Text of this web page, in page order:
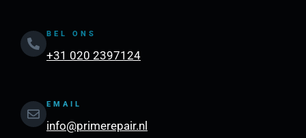
BEL ONS
+31 020 2397124
EMAIL
info@primerepair.nl